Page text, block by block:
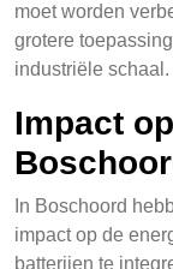
moet worden
grotere
industriële schaal.
Impact
In Boschoord
impact op de
batterijen te